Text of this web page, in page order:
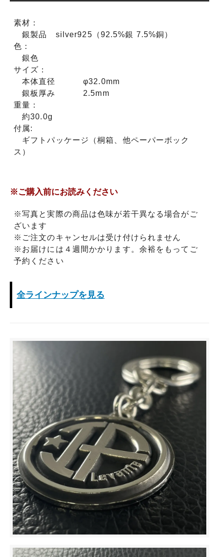
素材：
銀製品 silver925（92.5%銀 7.5%銅）
色：
銀色
サイズ：
本体直径 φ32.0mm
銀板厚み 2.5mm
重量：
約30.0g
付属:
ギフトパッケージ（桐箱、他ペーパーボック
ス）
※ご購入前にお読みください
※写真と実際の商品は色味が若干異なる場合がご
ざいます
※ご注文のキャンセルは受け付けられません
※お届けには４週間かかります。余裕をもってご
予約ください
全ラインナップを見る